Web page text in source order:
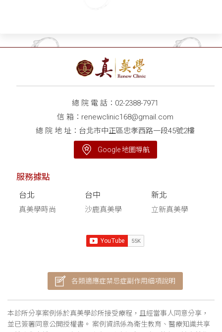
總 院 電 話： 02-2388-7971
信 箱： renewclinic168@gmail.com
總 院 地 址：台北市中正區忠孝西路一段45號2樓
Google 地圖導航
服務據點
台北
真美學時尚
台中
沙鹿真美學
新北
立新真美學
各類適應症禁忌症副作用細項說明
本診所分享案例係於真美學診所接受療程，且經當事人同意分享，
並已簽署同意公開授權書。 案例資訊係為衛生教育、醫療知識共享